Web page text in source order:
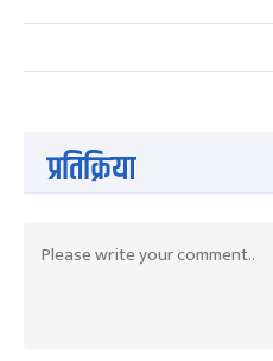
प्रतिक्रिया